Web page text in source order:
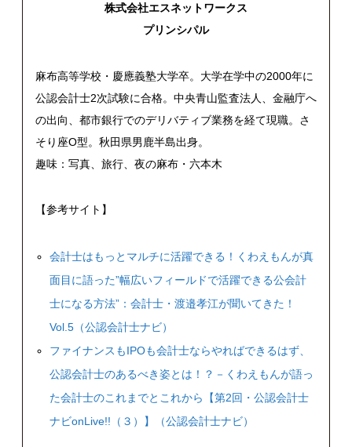
株式会社エスネットワークス
プリンシパル
麻布高等学校・慶應義塾大学卒。大学在学中の2000年に
公認会計士2次試験に合格。中央青山監査法人、金融庁へ
の出向、都市銀行でのデリバティブ業務を経て現職。さ
そり座O型。秋田県男鹿半島出身。
趣味：写真、旅行、夜の麻布・六本木
【参考サイト】
会計士はもっとマルチに活躍できる！くわえもんが真
面目に語った”幅広いフィールドで活躍できる公会計
士になる方法”：会計士・渡邉孝江が聞いてきた！
Vol.5（公認会計士ナビ）
ファイナンスもIPOも会計士ならやればできるはず、
公認会計士のあるべき姿とは！？－くわえもんが語っ
た会計士のこれまでとこれから【第2回・公認会計士
ナビonLive!!（３）】（公認会計士ナビ）